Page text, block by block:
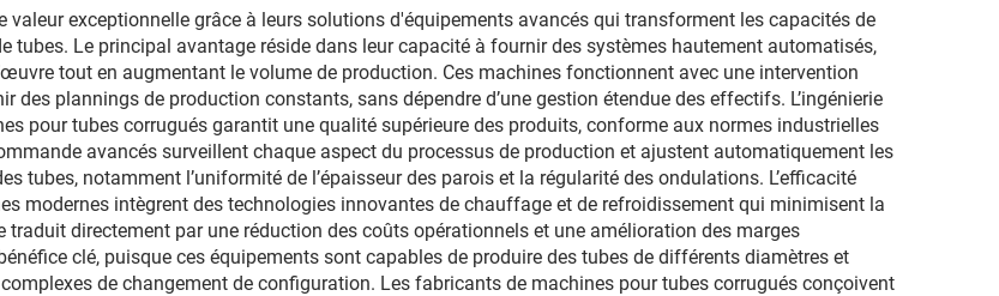
exceptionnelle grâce à leurs solutions d'équipements avancés qui transforment les capacités de
tubes. Le principal avantage réside dans leur capacité à fournir des systèmes hautement automatisés,
tout en augmentant le volume de production. Ces machines fonctionnent avec une intervention
plannings de production constants, sans dépendre d’une gestion étendue des effectifs. L’ingénierie
pour tubes corrugués garantit une qualité supérieure des produits, conforme aux normes industrielles
avancés surveillent chaque aspect du processus de production et ajustent automatiquement les
tubes, notamment l’uniformité de l’épaisseur des parois et la régularité des ondulations. L’efficacité
modernes intègrent des technologies innovantes de chauffage et de refroidissement qui minimisent la
directement par une réduction des coûts opérationnels et une amélioration des marges
clé, puisque ces équipements sont capables de produire des tubes de différents diamètres et
de changement de configuration. Les fabricants de machines pour tubes corrugués conçoivent